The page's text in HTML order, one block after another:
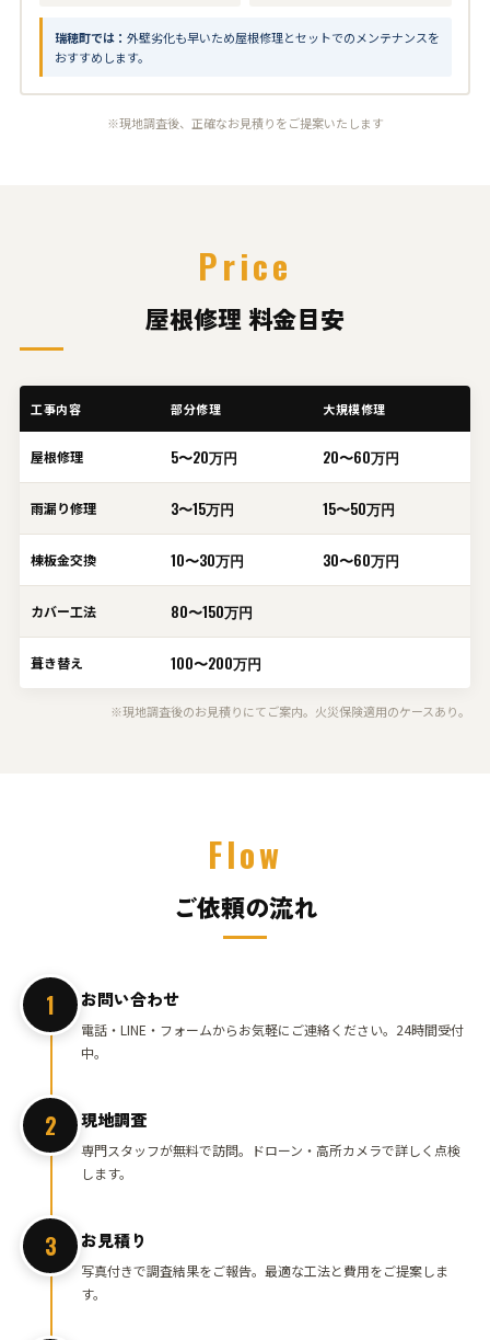
瑞穂町では： 外壁劣化も早いため屋根修理とセットでのメンテナンスを
おすすめします。
※現地調査後、正確なお見積りをご提案いたします
Price
屋根修理 料金目安
工事内容 部分修理 大規模修理
屋根修理 5〜20万円 20〜60万円
雨漏り修理 3〜15万円 15〜50万円
棟板金交換 10〜30万円 30〜60万円
カバー工法 80〜150万円
葺き替え 100〜200万円
※現地調査後のお見積りにてご案内。火災保険適用のケースあり。
Flow
ご依頼の流れ
1 お問い合わせ
電話・LINE・フォームからお気軽にご連絡ください。24時間受付
中。
2 現地調査
専門スタッフが無料で訪問。ドローン・高所カメラで詳しく点検
します。
3 お見積り
写真付きで調査結果をご報告。最適な工法と費用をご提案しま
す。